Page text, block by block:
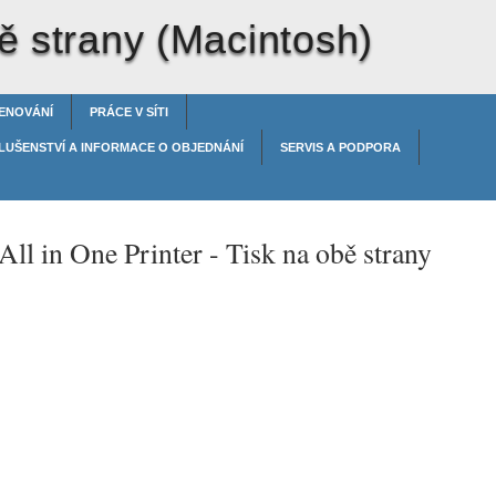
strany (Macintosh)
PRÁCE V SÍTI
A INFORMACE O OBJEDNÁNÍ SERVIS A PODPORA
in One Printer - Tisk na obě strany